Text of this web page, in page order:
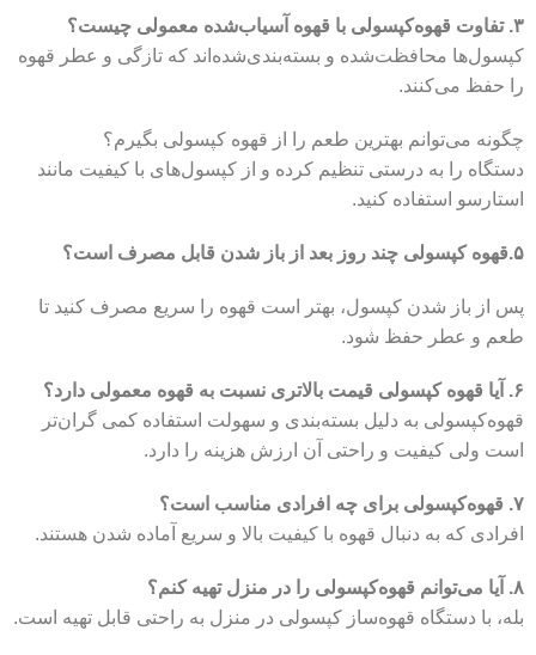
۳. تفاوت قهوه‌کپسولی با قهوه آسیاب‌شده معمولی چیست؟
کپسول‌ها محافظت‌شده و بسته‌بندی‌شده‌اند که تازگی و عطر قهوه
را حفظ می‌کنند.
چگونه می‌توانم بهترین طعم را از قهوه کپسولی بگیرم؟
دستگاه را به درستی تنظیم کرده و از کپسول‌های با کیفیت مانند
استارسو استفاده کنید.
۵.قهوه کپسولی چند روز بعد از باز شدن قابل مصرف است؟
پس از باز شدن کپسول، بهتر است قهو‌ه را سریع مصرف کنید تا
طعم و عطر حفظ شود.
۶. آیا قهوه کپسولی قیمت بالاتری نسبت به قهوه معمولی دارد؟
قهوه‌کپسولی به دلیل بسته‌بندی و سهولت استفاده کمی گران‌تر
است ولی کیفیت و راحتی آن ارزش هزینه را دارد.
۷. قهوه‌کپسولی برای چه افرادی مناسب است؟
افرادی که به دنبال قهوه با کیفیت بالا و سریع آماده شدن هستند.
۸. آیا می‌توانم قهوه‌کپسولی را در منزل تهیه کنم؟
بله، با دستگاه قهوه‌ساز کپسولی در منزل به راحتی قابل تهیه است.